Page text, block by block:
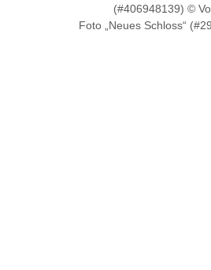
(#406948139) ©
Foto „Neues Schloss“